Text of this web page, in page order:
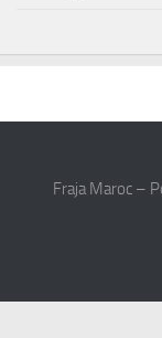
Fraja Maroc –